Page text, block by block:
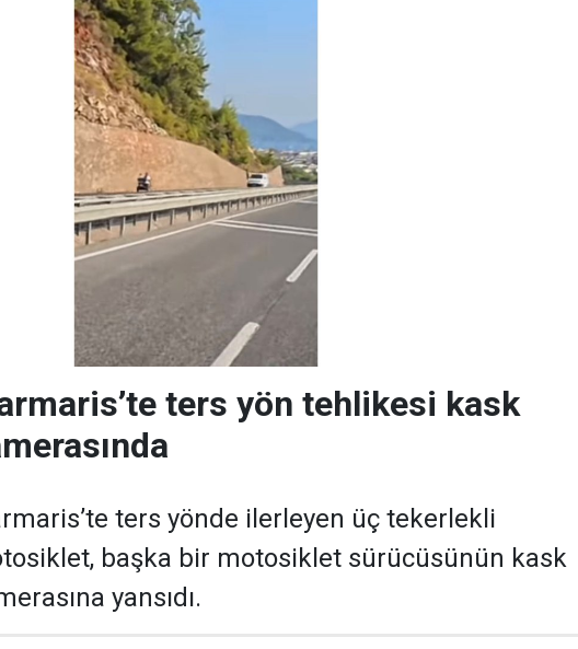
ters yön tehlikesi kask
ters yönde ilerleyen üç tekerlekli
başka bir motosiklet sürücüsünün kask
yansıdı.